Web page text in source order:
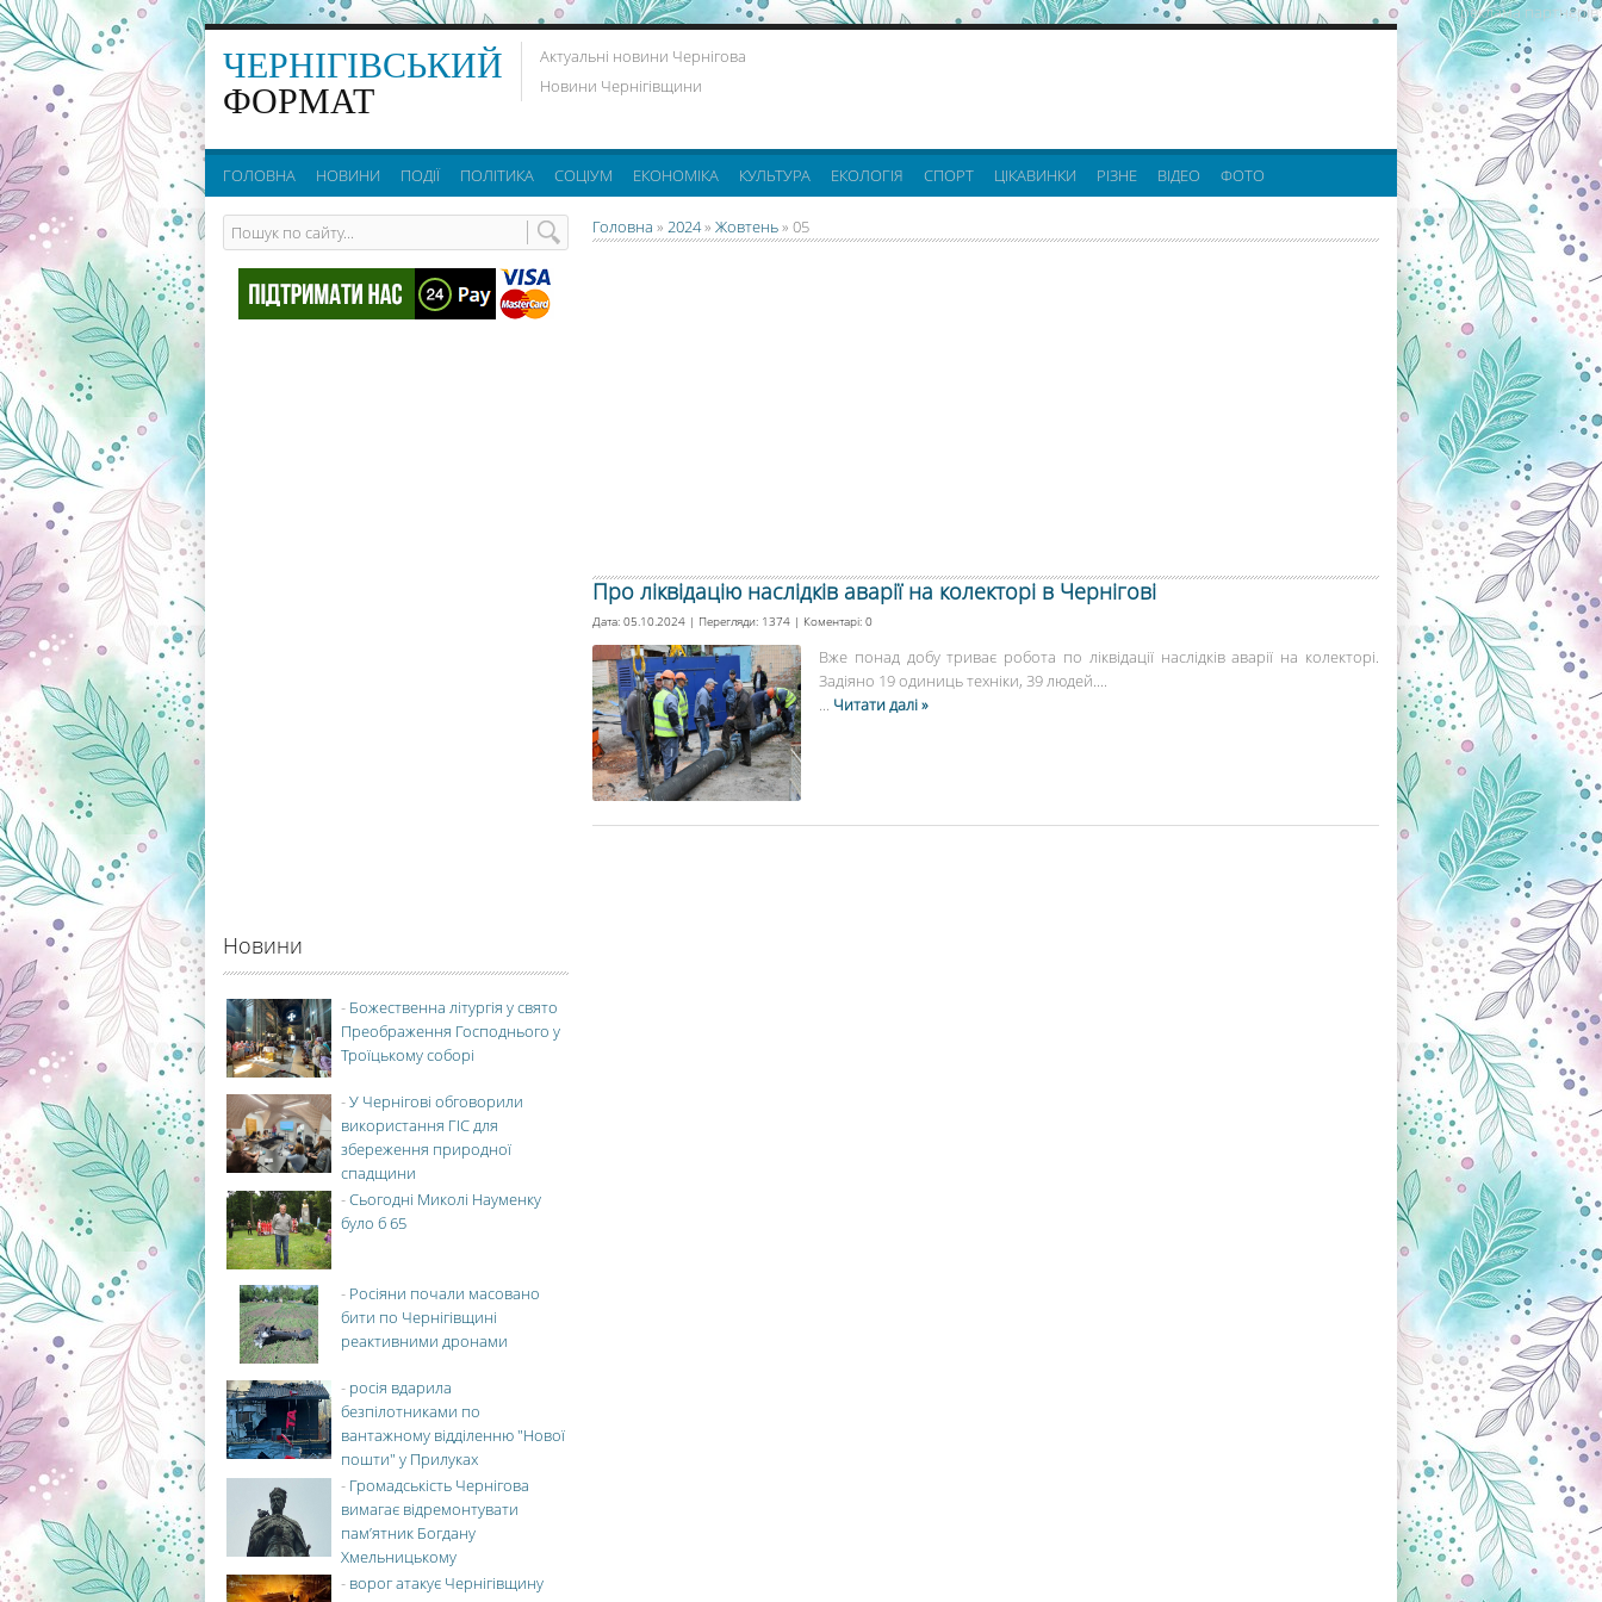
реклама партнерів:
ЧЕРНІГІВСЬКИЙ
ФОРМАТ
Актуальні новини Чернігова
Новини Чернігівщини
ГОЛОВНА НОВИНИ ПОДІЇ ПОЛІТИКА СОЦІУМ ЕКОНОМІКА КУЛЬТУРА ЕКОЛОГІЯ СПОРТ ЦІКАВИНКИ РІЗНЕ ВІДЕО ФОТО
Головна » 2024» Жовтень» 05
Про ліквідацію наслідків аварії на колекторі в Чернігові
Дата: 05.10.2024 | Перегляди: 1374 | Коментарі: 0
Вже понад добу триває робота по ліквідації наслідків аварії на колекторі.
Задіяно 19 одиниць техніки, 39 людей....
... Читати далі »
Новини
- Божественна літургія у свято
Преображення Господнього у
Троїцькому соборі
-У Чернігові обговорили
використання ГІС для
збереження природної
спадщини
-Сьогодні Миколі Науменку
було б 65
- Росіяни почали масовано
бити по Чернігівщині
реактивними дронами
- росія вдарила
безпілотниками по
вантажному відділенню "Нової
пошти" у Прилуках
- Громадськість Чернігова
вимагає відремонтувати
пам’ятник Богдану
Хмельницькому
- ворог атакує Чернігівщину